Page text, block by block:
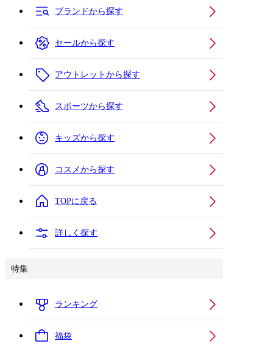
ブランドから探す
セールから探す
アウトレットから探す
スポーツから探す
キッズから探す
コスメから探す
TOPに戻る
詳しく探す
特集
ランキング
福袋